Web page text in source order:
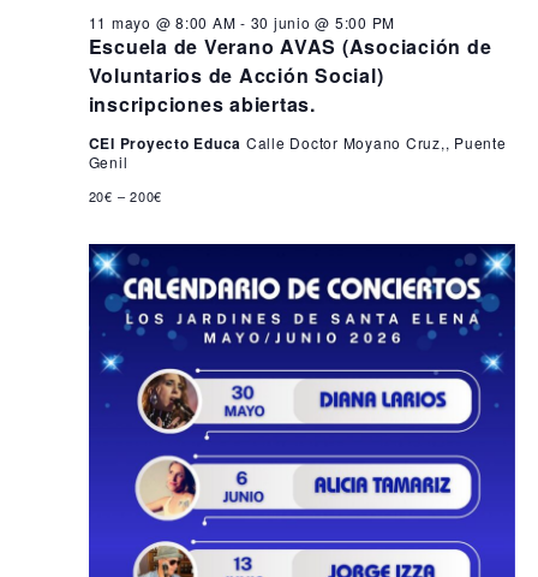
v
t
d
e
E
v
e
n
t
o
s
Escuela de Verano AVAS (Asociación de
Voluntarios de Acción Social)
inscripciones abiertas.
11 mayo @ 8:00 AM - 30 junio @ 5:00 PM
CEI Proyecto Educa Calle Doctor Moyano Cruz,, Puente
Genil
20€ – 200€